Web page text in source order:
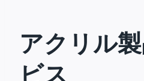
アクリル
ビス